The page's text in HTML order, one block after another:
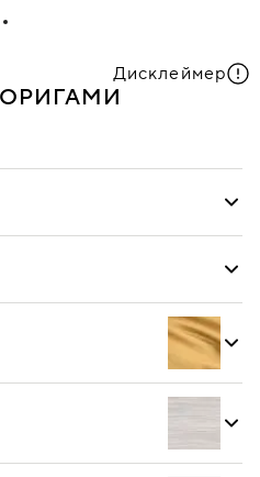
Дисклеймер
Bravo_a dark brown